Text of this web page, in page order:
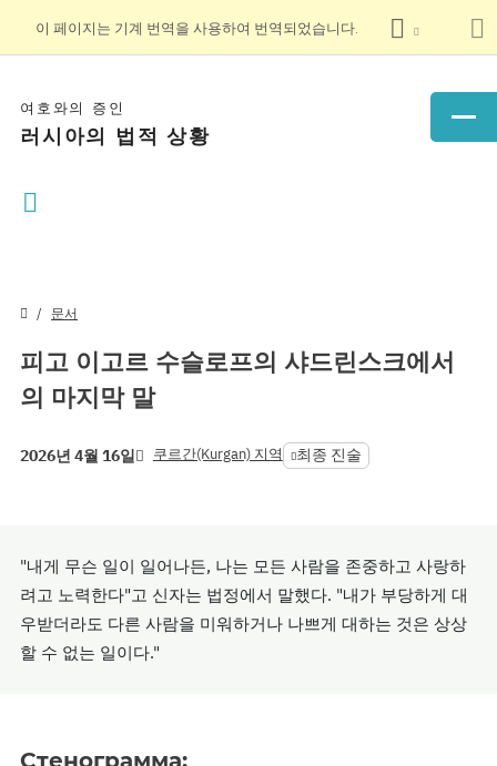
이 페이지는 기계 번역을 사용하여 번역되었습니다.
여호와의 증인
러시아의 법적 상황
문서
피고 이고르 수슬로프의 샤드린스크에서
의 마지막 말
2026년 4월 16일 쿠르간(Kurgan) 지역 최종 진술
"내게 무슨 일이 일어나든, 나는 모든 사람을 존중하고 사랑하
려고 노력한다"고 신자는 법정에서 말했다. "내가 부당하게 대
우받더라도 다른 사람을 미워하거나 나쁘게 대하는 것은 상상
할 수 없는 일이다."